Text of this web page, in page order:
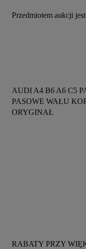
Przedmiotem aukcji
AUDI A4 B6 A6 C5
PASOWE WAŁU
ORYGINAŁ
RABATY PRZY